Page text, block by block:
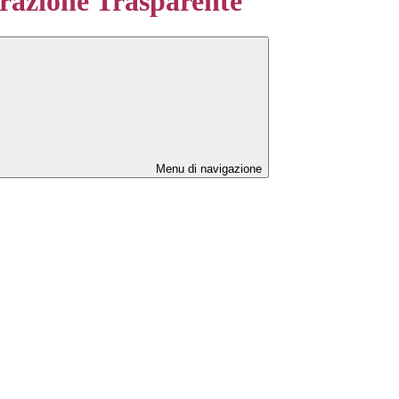
Menu di navigazione